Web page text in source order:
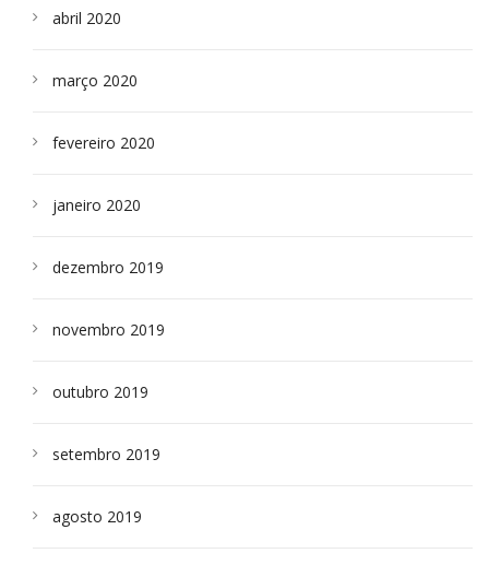
abril 2020
março 2020
fevereiro 2020
janeiro 2020
dezembro 2019
novembro 2019
outubro 2019
setembro 2019
agosto 2019